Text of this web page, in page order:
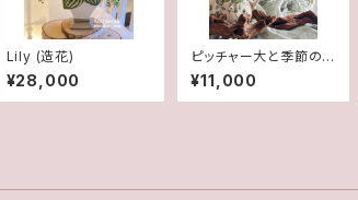
Lily (造花)
¥28,000
ピッチャー大と季節の
花セット 送料込み
¥11,000